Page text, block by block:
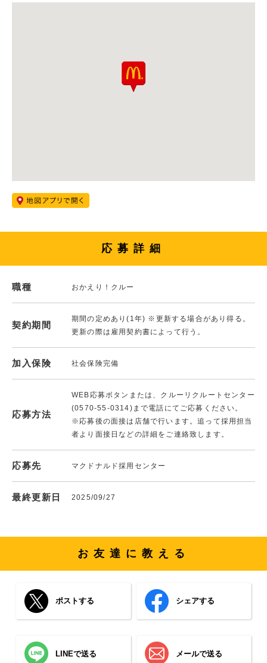
応募詳細
職種 おかえり！クルー
契約期間
期間の定めあり(1年) ※更新する場合があり得る。
更新の際は雇用契約書によって行う。
加入保険 社会保険完備
応募方法
WEB応募ボタンまたは、クルーリクルートセンター
(0570-55-0314)まで電話にてご応募ください。
※応募後の面接は店舗で行います。追って採用担当
者より面接日などの詳細をご連絡致します。
応募先 マクドナルド採用センター
最終更新日 2025/09/27
お友達に教える
ポストする シェアする
LINEで送る メールで送る